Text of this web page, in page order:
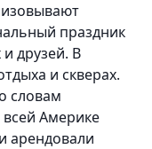
праздник
друзей. В
и скверах.
словам
Америке
арендовали